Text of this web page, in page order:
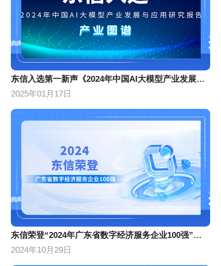
东信入选第一新声《2024年中国AI大模型产业发展与应用研究报告》产业图谱
2025年01月17日
东信荣登“2024年广东省数字经济服务企业100强”榜单，位列第10名！
2024年10月29日